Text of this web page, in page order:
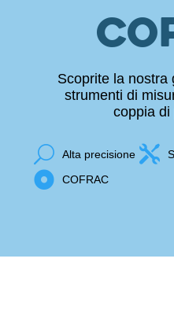
Scoprite la nostra
strumenti di
coppia
U Alta precisione 
 COFRAC